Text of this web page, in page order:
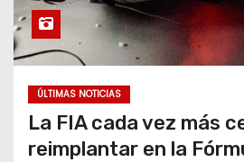
ÚLTIMAS NOTICIAS
La FIA cada vez más
reimplantar en la